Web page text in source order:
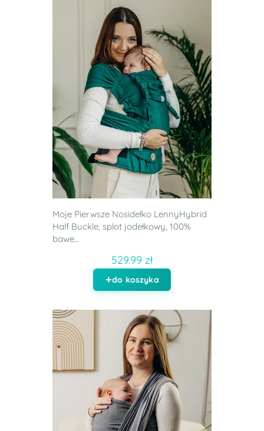
Moje Pierwsze Nosidełko LennyHybrid
Half Buckle, splot jodełkowy, 100%
bawe...
529.99 zł
do koszyka